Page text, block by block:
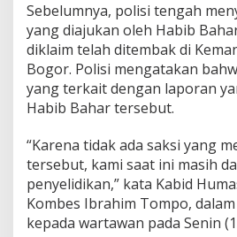
Sebelumnya, polisi tengah
yang diajukan oleh Habib
diklaim telah ditembak di
Bogor. Polisi mengatakan
yang terkait dengan laporan
Habib Bahar tersebut.
“Karena tidak ada saksi yang
tersebut, kami saat ini masih
penyelidikan,” kata Kabid
Kombes Ibrahim Tompo,
kepada wartawan pada Senin